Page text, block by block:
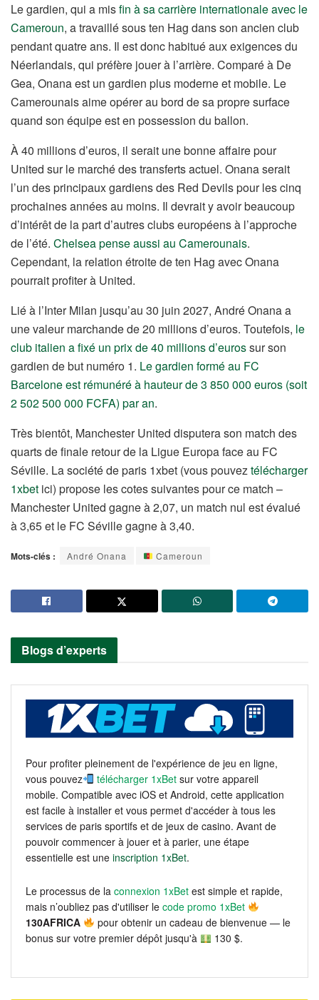
Le gardien, qui a misfin à sa carrière internationale avec le
Cameroun, a travaillé sous ten Hag dans son ancien club
pendant quatre ans. Il est donc habitué aux exigences du
Néerlandais, qui préfère jouer à l’arrière. Comparé à De
Gea, Onana est un gardien plus moderne et mobile. Le
Camerounais aime opérer au bord de sa propre surface
quand son équipe est en possession du ballon.
À 40 millions d’euros, il serait une bonne affaire pour
United sur le marché des transferts actuel. Onana serait
l’un des principaux gardiens des Red Devils pour les cinq
prochaines années au moins. Il devrait y avoir beaucoup
d’intérêt de la part d’autres clubs européens à l’approche
de l’été. Chelsea pense aussi au Camerounais.
Cependant, la relation étroite de ten Hag avec Onana
pourrait profiter à United.
Lié à l’Inter Milan jusqu’au 30 juin 2027, André Onana a
une valeur marchande de 20 millions d’euros. Toutefois, le
club italien a fixé un prix de 40 millions d’eurossur son
gardien de but numéro 1. Le gardien formé au FC
Barcelone est rémunéré à hauteur de 3 850 000 euros (soit
2 502 500 000 FCFA) par an.
Très bientôt, Manchester United disputera son match des
quarts de finale retour de la Ligue Europa face au FC
Séville. La société de paris 1xbet (vous pouveztélécharger
1xbet ici) propose les cotes suivantes pour ce match –
Manchester United gagne à 2,07, un match nul est évalué
à 3,65 et le FC Séville gagne à 3,40.
Mots-clés : André Onana Cameroun
Blogs d’experts
Pour profiter pleinement de l'expérience de jeu en ligne,
vous pouvez
télécharger 1xBet sur votre appareil
mobile. Compatible avec iOS et Android, cette application
est facile à installer et vous permet d'accéder à tous les
services de paris sportifs et de jeux de casino. Avant de
pouvoir commencer à jouer et à parier, une étape
essentielle est une inscription 1xBet.
Le processus de la connexion 1xBet est simple et rapide,
mais n’oubliez pas d'utiliser le code promo 1xBet
130AFRICA
pour obtenir un cadeau de bienvenue — le
bonus sur votre premier dépôt jusqu'à
130 $.